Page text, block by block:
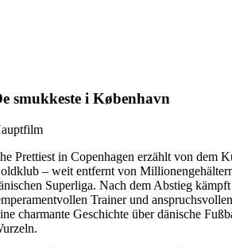
smukkeste i København
Prettiest in Copenhagen erzählt von dem
– weit entfernt von
Superliga. Nach dem Abstieg
Trainer und
charmante Geschichte über dänische